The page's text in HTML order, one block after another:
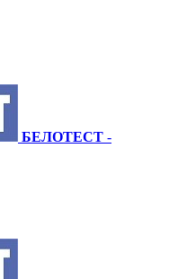
БЕЛОТЕСТ -